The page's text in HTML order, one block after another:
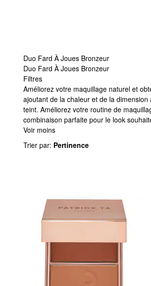
Duo Fard À Joues Bronzeur
Duo Fard À Joues Bronzeur
Filtres
Duo Fard À Joues Bronzeur
Améliorez votre maquillage naturel et
ajoutant de la chaleur et de la
teint. Améliorez votre routine de
combinaison parfaite pour le look
Voir moins
Trier par: Pertinence